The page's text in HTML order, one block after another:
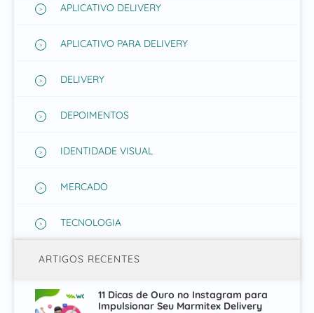
APLICATIVO DELIVERY
APLICATIVO PARA DELIVERY
DELIVERY
DEPOIMENTOS
IDENTIDADE VISUAL
MERCADO
TECNOLOGIA
ARTIGOS RECENTES
11 Dicas de Ouro no Instagram para
Impulsionar Seu Marmitex Delivery